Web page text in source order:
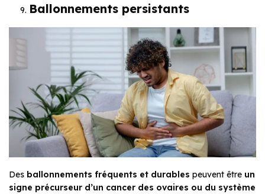
Ballonnements persistants
Des ballonnements fréquents et durables peuvent être un
signe précurseur d’un cancer des ovaires ou du système